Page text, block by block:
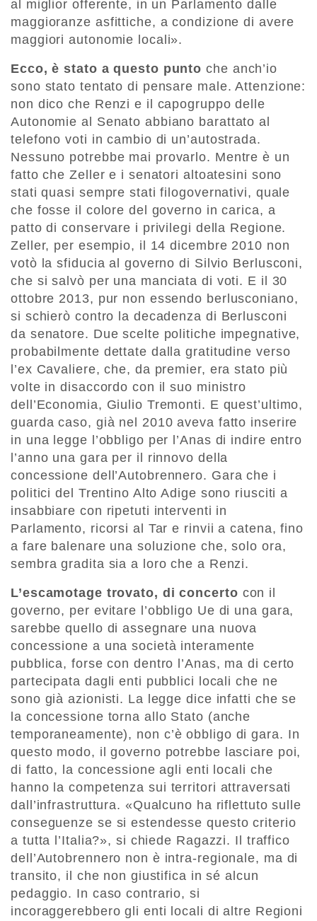
al miglior offerente, in un Parlamento dalle
maggioranze asfittiche, a condizione di avere
maggiori autonomie locali».
Ecco, è stato a questo punto che anch’io
sono stato tentato di pensare male. Attenzione:
non dico che Renzi e il capogruppo delle
Autonomie al Senato abbiano barattato al
telefono voti in cambio di un’autostrada.
Nessuno potrebbe mai provarlo. Mentre è un
fatto che Zeller e i senatori altoatesini sono
stati quasi sempre stati filogovernativi, quale
che fosse il colore del governo in carica, a
patto di conservare i privilegi della Regione.
Zeller, per esempio, il 14 dicembre 2010 non
votò la sfiducia al governo di Silvio Berlusconi,
che si salvò per una manciata di voti. E il 30
ottobre 2013, pur non essendo berlusconiano,
si schierò contro la decadenza di Berlusconi
da senatore. Due scelte politiche impegnative,
probabilmente dettate dalla gratitudine verso
l’ex Cavaliere, che, da premier, era stato più
volte in disaccordo con il suo ministro
dell’Economia, Giulio Tremonti. E quest’ultimo,
guarda caso, già nel 2010 aveva fatto inserire
in una legge l’obbligo per l’Anas di indire entro
l’anno una gara per il rinnovo della
concessione dell’Autobrennero. Gara che i
politici del Trentino Alto Adige sono riusciti a
insabbiare con ripetuti interventi in
Parlamento, ricorsi al Tar e rinvii a catena, fino
a fare balenare una soluzione che, solo ora,
sembra gradita sia a loro che a Renzi.
L’escamotage trovato, di concerto con il
governo, per evitare l’obbligo Ue di una gara,
sarebbe quello di assegnare una nuova
concessione a una società interamente
pubblica, forse con dentro l’Anas, ma di certo
partecipata dagli enti pubblici locali che ne
sono già azionisti. La legge dice infatti che se
la concessione torna allo Stato (anche
temporaneamente), non c’è obbligo di gara. In
questo modo, il governo potrebbe lasciare poi,
di fatto, la concessione agli enti locali che
hanno la competenza sui territori attraversati
dall’infrastruttura. «Qualcuno ha riflettuto sulle
conseguenze se si estendesse questo criterio
a tutta l’Italia?», si chiede Ragazzi. Il traffico
dell’Autobrennero non è intra-regionale, ma di
transito, il che non giustifica in sé alcun
pedaggio. In caso contrario, si
incoraggerebbero gli enti locali di altre Regioni